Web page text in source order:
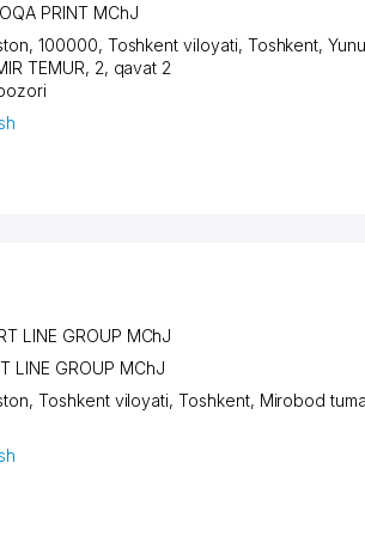
PRINT MChJ
100000, Toshkent viloyati, Toshkent,
TEMUR, 2, qavat 2
LINE GROUP MChJ
LINE GROUP MChJ
Toshkent viloyati,Toshkent, Mirobod